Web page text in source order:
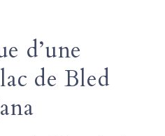
d’une
de Bled